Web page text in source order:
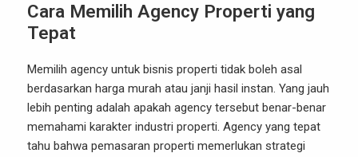
Cara Memilih Agency Properti yang
Tepat
Memilih agency untuk bisnis properti tidak boleh asal
berdasarkan harga murah atau janji hasil instan. Yang jauh
lebih penting adalah apakah agency tersebut benar-benar
memahami karakter industri properti. Agency yang tepat
tahu bahwa pemasaran properti memerlukan strategi